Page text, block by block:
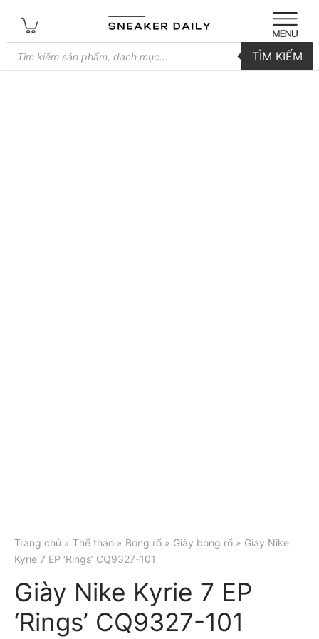
Tìm
kiếm
sản
TÌM KIẾM
Trang chủ » Thể thao » Bóng rổ » Giày bóng rổ » Giày Nike
Kyrie 7 EP ‘Rings’ CQ9327-101
Giày Nike Kyrie 7 EP
‘Rings’ CQ9327-101